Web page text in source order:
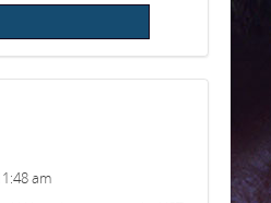
am